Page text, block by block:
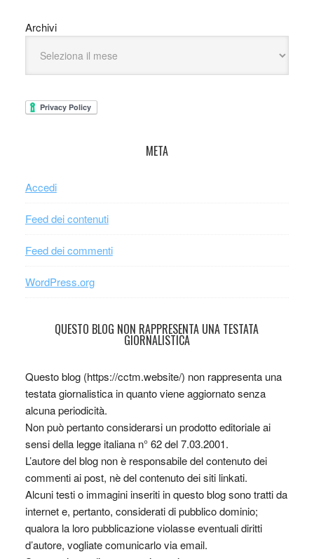
Archivi
META
Accedi
Feed dei contenuti
Feed dei commenti
WordPress.org
QUESTO BLOG NON RAPPRESENTA UNA TESTATA
GIORNALISTICA
Questo blog (https://cctm.website/) non rappresenta una
testata giornalistica in quanto viene aggiornato senza
alcuna periodicità.
Non può pertanto considerarsi un prodotto editoriale ai
sensi della legge italiana n° 62 del 7.03.2001.
L’autore del blog non è responsabile del contenuto dei
commenti ai post, nè del contenuto dei siti linkati.
Alcuni testi o immagini inseriti in questo blog sono tratti da
internet e, pertanto, considerati di pubblico dominio;
qualora la loro pubblicazione violasse eventuali diritti
d’autore, vogliate comunicarlo via email.